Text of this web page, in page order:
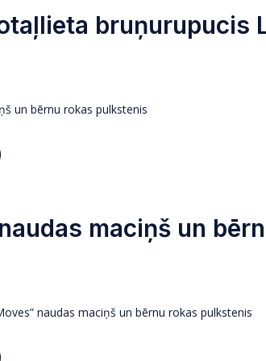
bruņurupucis
maciņš un